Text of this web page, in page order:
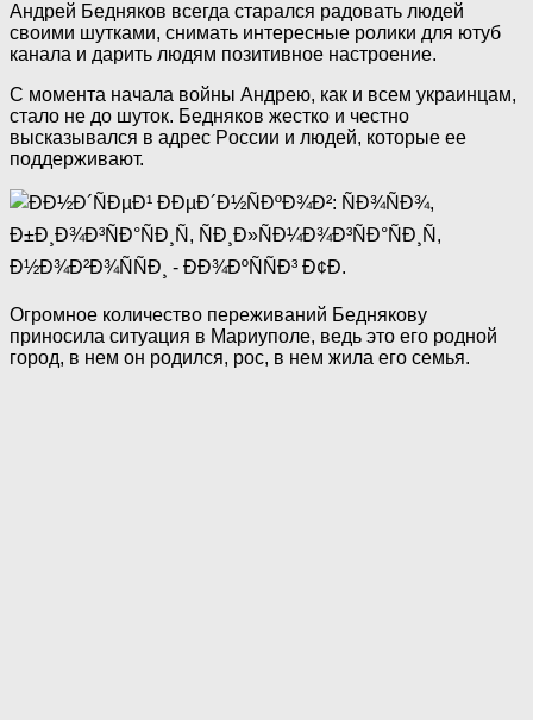
Андрей Бедняков всегда старался радовать людей
своими шутками, снимать интересные ролики для ютуб
канала и дарить людям позитивное настроение.
С момента начала вoйны Андрею, как и всем украинцам,
стало не до шуток. Бедняков жестко и честно
высказывался в адрес Poccии и людей, которые ее
поддерживают.
Огромное количество переживаний Беднякову
приносила ситуация в Мариуполе, ведь это его родной
город, в нем он родился, рос, в нем жила его семья.